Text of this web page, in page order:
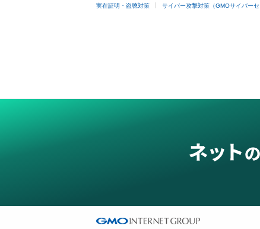
実在証明・盗聴対策 サイバー攻撃対策（GMOサイバー